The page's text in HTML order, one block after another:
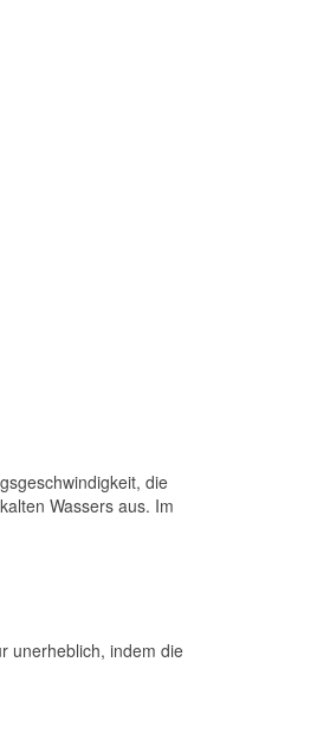
die
Wassers aus. Im
unerheblich, indem die